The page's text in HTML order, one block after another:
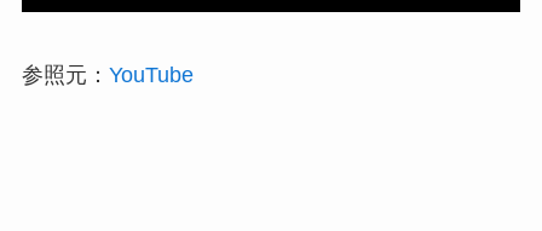
参照元： YouTube